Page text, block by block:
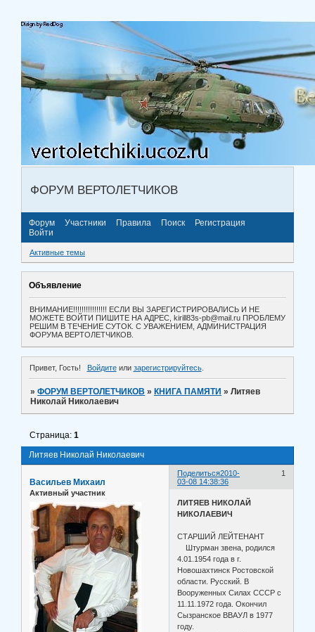
ФОРУМ ВЕРТОЛЕТЧИКОВ
Форум Участники Правила Поиск
Регистрация
Войти
Активные темы
Объявление
ВНИМАНИЕ!!!!!!!!!!!!!!!! ЕСЛИ ВЫ ЗАРЕГИСТРИРОВАЛИСЬ И НЕ
МОЖЕТЕ ВОЙТИ ПИШИТЕ НА АДРЕС, kirill83s-pb@mail.ru ПРОБЛЕМУ
РЕШИМ В ТЕЧЕНИЕ СУТОК. С УВАЖЕНИЕМ, АДМИНИСТРАЦИЯ
ФОРУМА ВЕРТОЛЕТЧИКОВ.
Привет, Гость! Войдитеили зарегистрируйтесь.
»ФОРУМ ВЕРТОЛЕТЧИКОВ » КНИГА ПАМЯТИ »Литяев
Николай Николаевич
Литяев Николай Николаевич
Страница:1
Поделиться 1
2010-
03-08 14:38:36
Васильев Михаил
Активный участник
ЛИТЯЕВ НИКОЛАЙ
НИКОЛАЕВИЧ
СТАРШИЙ ЛЕЙТЕНАНТ
Штурман звена, родился
4.01.1954 года в г.
Новошахтинск Ростовской
области. Русский. В
Вооруженных Силах СССР с
11.11.1972 года. Окончил
Сызранское ВВАУЛ в 1977
году.